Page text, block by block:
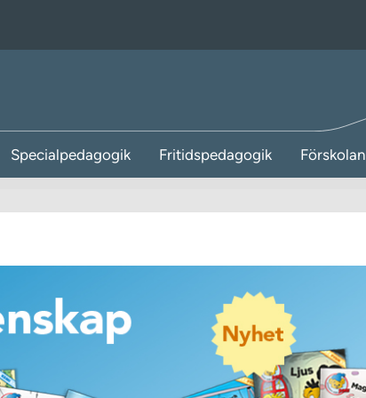
Specialpedagogik Fritidspedagogik Förskolan